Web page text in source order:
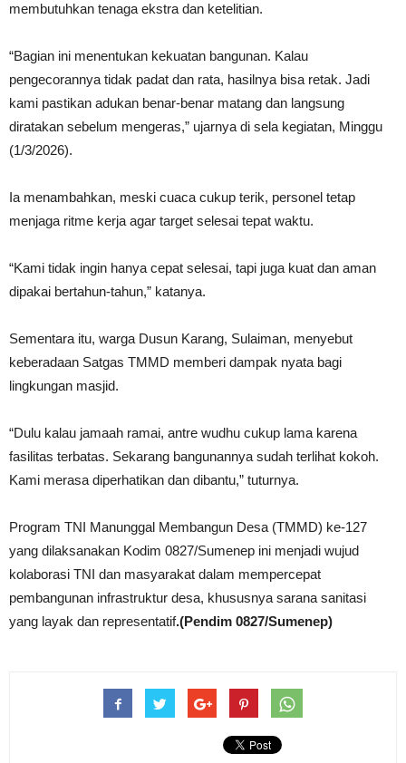
membutuhkan tenaga ekstra dan ketelitian.
“Bagian ini menentukan kekuatan bangunan. Kalau
pengecorannya tidak padat dan rata, hasilnya bisa retak. Jadi
kami pastikan adukan benar-benar matang dan langsung
diratakan sebelum mengeras,” ujarnya di sela kegiatan, Minggu
(1/3/2026).
Ia menambahkan, meski cuaca cukup terik, personel tetap
menjaga ritme kerja agar target selesai tepat waktu.
“Kami tidak ingin hanya cepat selesai, tapi juga kuat dan aman
dipakai bertahun-tahun,” katanya.
Sementara itu, warga Dusun Karang, Sulaiman, menyebut
keberadaan Satgas TMMD memberi dampak nyata bagi
lingkungan masjid.
“Dulu kalau jamaah ramai, antre wudhu cukup lama karena
fasilitas terbatas. Sekarang bangunannya sudah terlihat kokoh.
Kami merasa diperhatikan dan dibantu,” tuturnya.
Program TNI Manunggal Membangun Desa (TMMD) ke-127
yang dilaksanakan Kodim 0827/Sumenep ini menjadi wujud
kolaborasi TNI dan masyarakat dalam mempercepat
pembangunan infrastruktur desa, khususnya sarana sanitasi
yang layak dan representatif.(Pendim 0827/Sumenep)